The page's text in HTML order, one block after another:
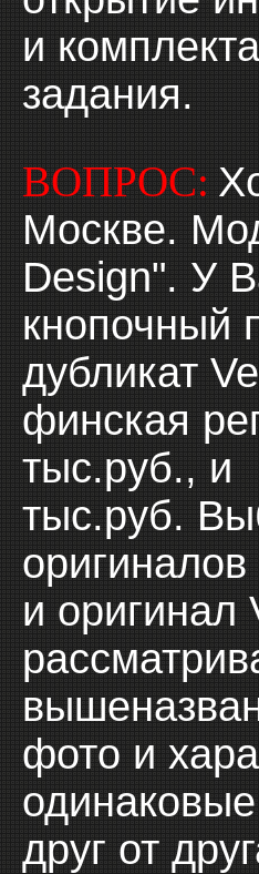
и
задания.
ВОПРОС:
Москве.
Design". У
кнопочный
дубликат
финская
тыс.руб., и
тыс.руб.
и оригинал
фото и
друг от